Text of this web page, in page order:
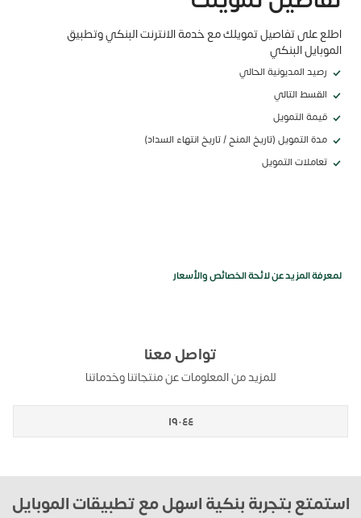
اطلع على تفاصيل تمويلك مع خدمة الانترنت البنكي وتطبيق
الموبايل البنكي
رصيد المديونية الحالي
القسط التالي
قيمة التمويل
مدة التمويل (تاريخ المنح / تاريخ انتهاء السداد)
تعاملات التمويل
لمعرفة المزيد عن لائحة الخصائص والأسعار
تواصل معنا
للمزيد من المعلومات عن منتجاتنا وخدماتنا
١٩٠٤٤
استمتع بتجربة بنكية اسهل مع تطبيقات الموبايل